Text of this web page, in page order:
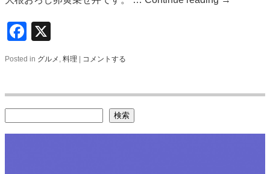
Facebook
Posted in グルメ , 料理 コメントする
検索